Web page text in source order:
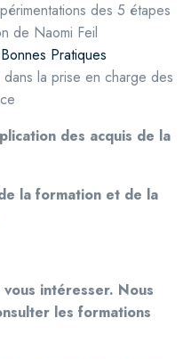
des 5 étapes
de Naomi Feil
Pratiques
dans la prise en charge des
des acquis de la
la formation et de la
intéresser. Nous
les formations